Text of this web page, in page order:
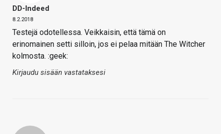
DD-Indeed
8.2.2018
Testejä odotellessa. Veikkaisin, että tämä on
erinomainen setti silloin, jos ei pelaa mitään The Witcher
kolmosta. :geek:
Kirjaudu sisään vastataksesi